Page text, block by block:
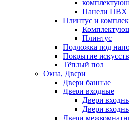
Панели ПВХ
Плинтус и
Плинтус
Подложка под
Покрытие
Тёплый пол
Окна, Двери
Двери банные
Двери входные
Двери
Двери
Двери